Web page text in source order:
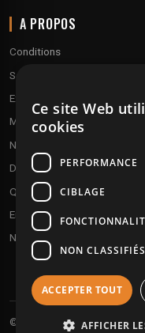
A PROPOS
Conditions
Service client
Expédition & retours
Modes de paiement
Notre programme de fidélité
Disques cadeaux
Qui sommes-nous ?
Envoyez vos démos
Nous contacter
© 2026 Undergroundtekno
Ce site Web
cookies
PERFORMANCE
CIBLAGE
NON CLASSIFIÉS
ACCEPTER TOUT
AFFICHER